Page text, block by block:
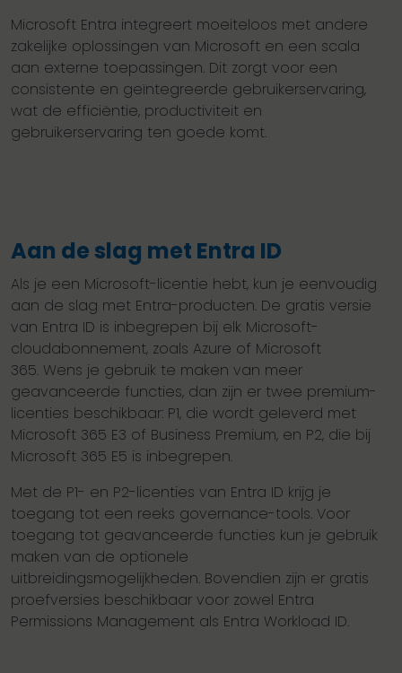
Microsoft Entra integreert moeiteloos met andere
zakelijke oplossingen van Microsoft en een scala
aan externe toepassingen. Dit zorgt voor een
consistente en geïntegreerde gebruikerservaring,
wat de efficiëntie, productiviteit en
gebruikerservaring ten goede komt.
Aan de slag met Entra ID
Als je een Microsoft-licentie hebt, kun je eenvoudig
aan de slag met Entra-producten. De gratis versie
van Entra ID is inbegrepen bij elk Microsoft-
cloudabonnement, zoals Azure of Microsoft
365. Wens je gebruik te maken van meer
geavanceerde functies, dan zijn er twee premium-
licenties beschikbaar: P1, die wordt geleverd met
Microsoft 365 E3 of Business Premium, en P2, die bij
Microsoft 365 E5 is inbegrepen.
Met de P1- en P2-licenties van Entra ID krijg je
toegang tot een reeks governance-tools. Voor
toegang tot geavanceerde functies kun je gebruik
maken van de optionele
uitbreidingsmogelijkheden. Bovendien zijn er gratis
proefversies beschikbaar voor zowel Entra
Permissions Management als Entra Workload ID.